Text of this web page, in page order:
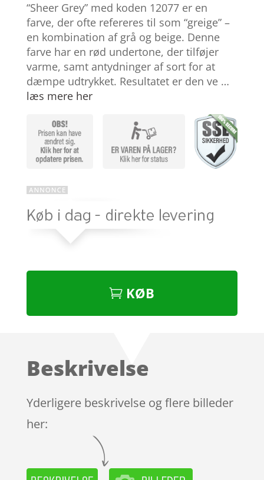
ud af 5
baseret på
kundebedøm
melser
“Sheer Grey” med koden 12077 er en
farve, der ofte refereres til som “greige” –
en kombination af grå og beige. Denne
farve har en rød undertone, der tilføjer
varme, samt antydninger af sort for at
dæmpe udtrykket. Resultatet er den ve …
læs mere her
KØB
Beskrivelse
Yderligere beskrivelse og flere billeder
her: